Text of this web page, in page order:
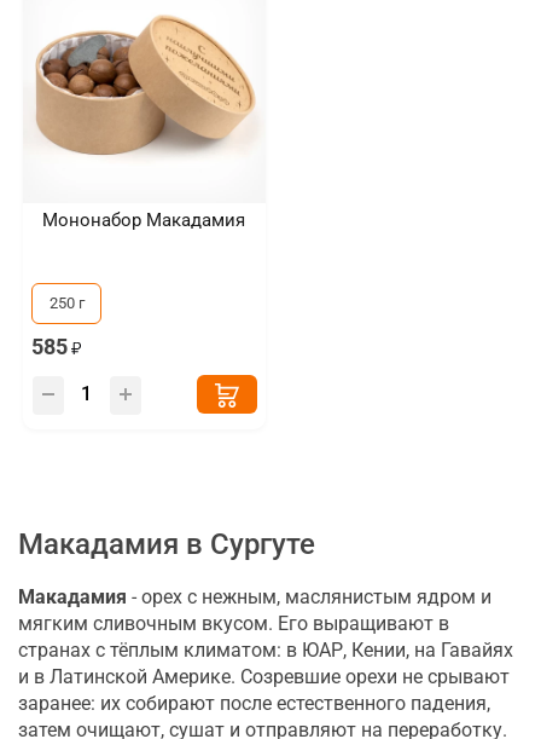
Мононабор Макадамия
250 г
585
Макадамия в Сургуте
Макадамия - орех с нежным, маслянистым ядром и
мягким сливочным вкусом. Его выращивают в
странах с тёплым климатом: в ЮАР, Кении, на Гавайях
и в Латинской Америке. Созревшие орехи не срывают
заранее: их собирают после естественного падения,
затем очищают, сушат и отправляют на переработку.